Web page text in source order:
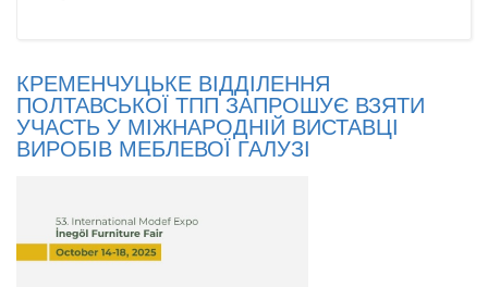
КРЕМЕНЧУЦЬКЕ ВІДДІЛЕННЯ
ПОЛТАВСЬКОЇ ТПП ЗАПРОШУЄ ВЗЯТИ
УЧАСТЬ У МІЖНАРОДНІЙ ВИСТАВЦІ
ВИРОБІВ МЕБЛЕВОЇ ГАЛУЗІ